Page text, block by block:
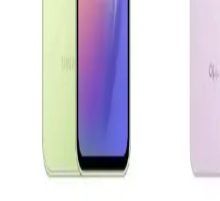
Xiaomi Redmi 13 ve Samsung
Karşılaştırması Güncel Özellikler ve
Xiaomi Redmi 13 ve Samsung Galaxy A16
ekran, kamera ve batarya özellikleri
Samsung Galaxy A Serisi Model
Özellikler Rehberi
Samsung Galaxy A serisinin teknik detayları ve
dikkat edilmesi gerekenler hakkında kapsamlı